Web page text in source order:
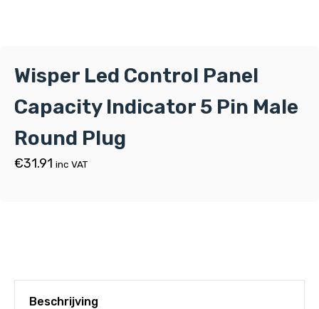
Wisper Led Control Panel
Capacity Indicator 5 Pin Male
Round Plug
€31.91 inc VAT
Beschrijving